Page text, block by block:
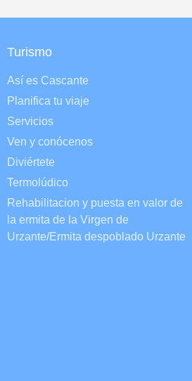
Turismo
Así es Cascante
Planifica tu viaje
Servicios
Ven y conócenos
Diviértete
Termolúdico
Rehabilitacion y puesta en valor de
la ermita de la Virgen de
Urzante/Ermita despoblado Urzante